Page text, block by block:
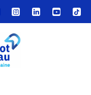
Lien
vers
le
compte
Lien
vers
Lien
vers
Lien
vers